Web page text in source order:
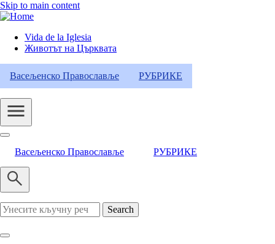
Skip to main content
Header
Category
Menu
Vida de la Iglesia
Животът на Църквата
Васељенско Православље РУБРИКЕ
Васељенско Православље РУБРИКЕ
Search